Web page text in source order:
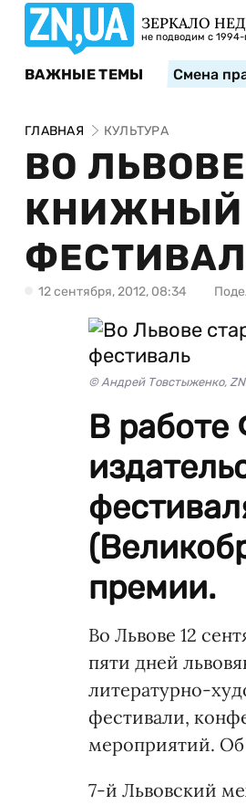
ЗЕРКАЛО
не подводим с 1994-
ВАЖНЫЕ ТЕМЫ Смена
ГЛАВНАЯ КУЛЬТУРА
ВО
КНИЖНЫЙ
12 сентября, 2012, 08:34
© Андрей Товстыженко,
В работе
премии.
Во Львове 12
пяти дней
литературно-
фестивали,
мероприятий. Об
7-й Львовский